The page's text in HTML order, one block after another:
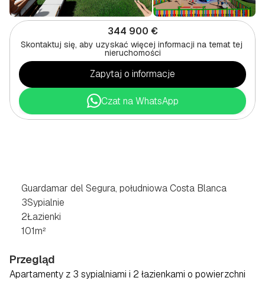
344 900 €
Skontaktuj się, aby uzyskać więcej informacji na temat tej
nieruchomości
Zapytaj o informacje
Czat na WhatsApp
Guardamar del Segura, południowa Costa Blanca
3Sypialnie
2Łazienki
101m²
Przegląd
Apartamenty z 3 sypialniami i 2 łazienkami o powierzchni